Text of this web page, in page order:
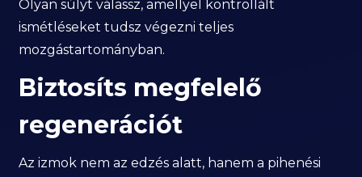
Olyan súlyt válassz, amellyel kontrollált
ismétléseket tudsz végezni teljes
mozgástartományban.
Biztosíts megfelelő
regenerációt
Az izmok nem az edzés alatt, hanem a pihenési